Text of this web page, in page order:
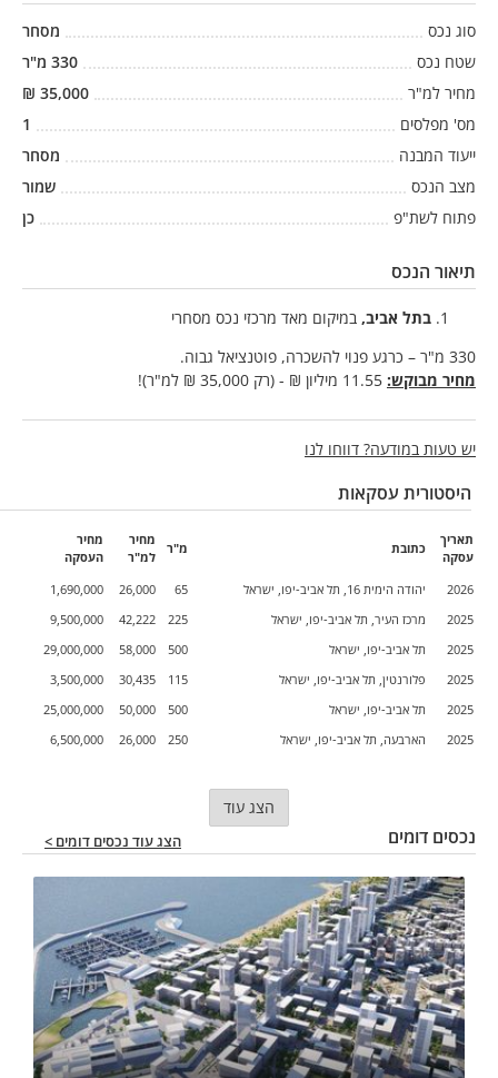
סוג נכס
מסחר
שטח נכס
330 מ"ר
מחיר למ"ר
35,000
₪
מס' מפלסים
1
ייעוד המבנה
מסחר
מצב הנכס
שמור
פתוח לשת"פ
כן
תיאור הנכס
בתל אביב, במיקום מאד מרכזי נכס מסחרי
330 מ"ר – כרגע פנוי להשכרה, פוטנציאל גבוה.
מחיר מבוקש:
יש טעות במודעה? דווחו לנו
היסטורית עסקאות
תאריך
עסקה
כתובת מ"ר
מחיר
למ"ר
מחיר
העסקה
2026
יהודה הימית 16, תל אביב-יפו, ישראל 65
26,000
1,690,000
2025
מרכז העיר, תל אביב-יפו, ישראל 225
42,222
9,500,000
2025
תל אביב-יפו, ישראל 500
58,000
29,000,000
2025
פלורנטין, תל אביב-יפו, ישראל 115
30,435
3,500,000
2025
תל אביב-יפו, ישראל 500
50,000
25,000,000
2025
הארבעה, תל אביב-יפו, ישראל 250
26,000
6,500,000
הצג עוד
נכסים דומים הצג עוד נכסים דומים >